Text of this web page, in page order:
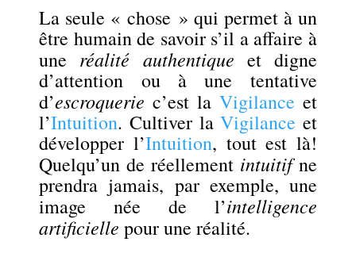
La seule « chose » qui permet à un
être humain de savoir s’il a affaire à
une réalité authentique et digne
d’attention ou à une tentative
d’escroquerie c’est la Vigilance et
l’Intuition. Cultiver laVigilance et
développer l’Intuition, tout est là!
Quelqu’un de réellement intuitifne
prendra jamais, par exemple, une
image née de l’intelligence
artificielle pour une réalité.